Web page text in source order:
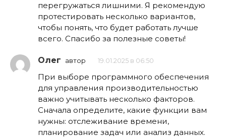
перегружаться лишними. Я рекомендую
протестировать несколько вариантов,
чтобы понять, что будет работать лучше
всего. Спасибо за полезные советы!
Олег автор 19.01.2025 в 06:50
При выборе программного обеспечения
для управления производительностью
важно учитывать несколько факторов.
Сначала определите, какие функции вам
нужны: отслеживание времени,
планирование задач или анализ данных.